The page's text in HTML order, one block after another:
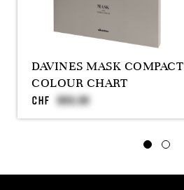
DAVINES MASK COMPACT
COLOUR CHART
CHF